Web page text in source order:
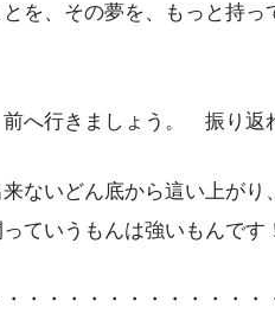
を、その夢を、もっと持
へ行きましょう。 振り返
来ないどん底から這い上が
ていうもんは強いもんです
・・・・・・・・・・・・・